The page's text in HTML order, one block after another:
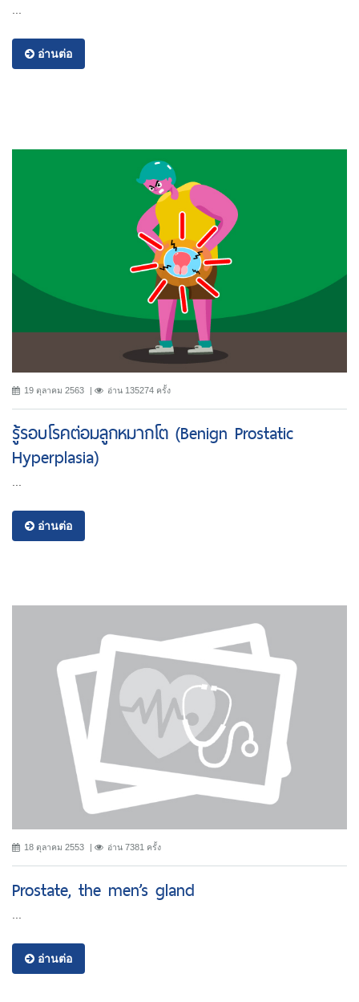
อ่านต่อ
19 ตุลาคม 2563 อ่าน 135274 ครั้ง
รู้รอบโรคต่อมลูกหมากโต (Benign Prostatic
Hyperplasia)
...
อ่านต่อ
18 ตุลาคม 2553 อ่าน 7381 ครั้ง
Prostate, the men’s gland
อ่านต่อ